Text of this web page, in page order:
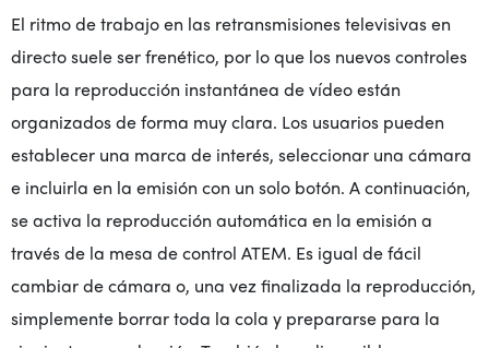
El ritmo de trabajo en las retransmisiones televisivas en
directo suele ser frenético, por lo que los nuevos controles
para la reproducción instantánea de vídeo están
organizados de forma muy clara. Los usuarios pueden
establecer una marca de interés, seleccionar una cámara
e incluirla en la emisión con un solo botón. A continuación,
se activa la reproducción automática en la emisión a
través de la mesa de control ATEM. Es igual de fácil
cambiar de cámara o, una vez finalizada la reproducción,
simplemente borrar toda la cola y prepararse para la